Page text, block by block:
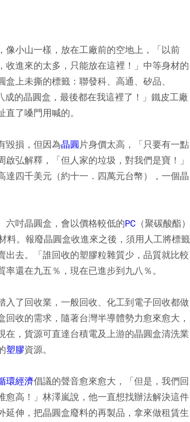
小山一樣，放在工廠前的空地上，「以前
收進來的太多，只能放在這裡！」中等身材的
上未撕的標籤：聯發科、高通、矽品、
的晶圓盒，最後都在我這裡了！」鐵皮工廠
了嗓門用喊的。
毀損，但因為晶圓片身價太高，「只要有一點
弘解釋，「但人家的垃圾，對我們是寶！」
四千美元（約十一．四萬元台幣），一個晶
六吋晶圓盒，會以價格較低的PC （聚碳酸酯）
料。報廢晶圓盒收進來之後，須用人工將標籤
去。「誰回收的塑膠粒雜質少，品質就比較
還在九五％，現在已進步到九八％。
了回收業，一般回收、化工到電子回收都做
收的需求，隨著台灣半導體勢力愈來愈大，
，貨源可直達台積電及上游的晶圓盒清洗業
塑膠資源。
環經濟倡議的聲音愈來愈大，「但是，我們回
高！」林澤嵐說，他一直想找辦法解決這件
伸，把晶圓盒廢料的再製品，拿來做租賃生